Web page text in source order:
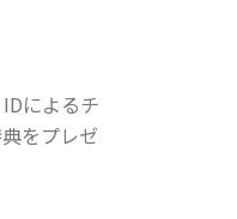
によるチ
をプレゼ